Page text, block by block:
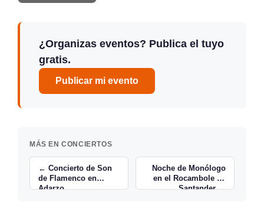
¿Organizas eventos? Publica el tuyo
gratis.
Publicar mi evento
MÁS EN CONCIERTOS
← Concierto de Son
de Flamenco en
Adarzo
Noche de Monólogo
en el Rocambole en
Santander →